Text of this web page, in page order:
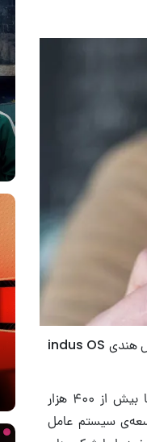
هواوی قصد دارد همکاری خود را با اپراتورهای هندی بیشتر کند تا بتواند با توسعه سیستم عامل هندی indus OS
indus OS سیستم عامل هندی مبتنی بر اندروید است که در فروشگاه App Bazaar با بیش از ۴۰۰ هزار
سیستم عامل